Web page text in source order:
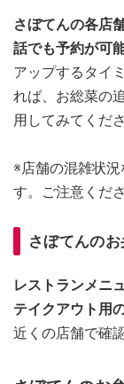
さぼてんの各店
話でも予約が可
アップするタイ
れば、お総菜の
用してみてくだ
※店舗の混雑状
す。ご注意くださ
さぼてんの
レストランメニ
テイクアウト用
近くの店舗で確